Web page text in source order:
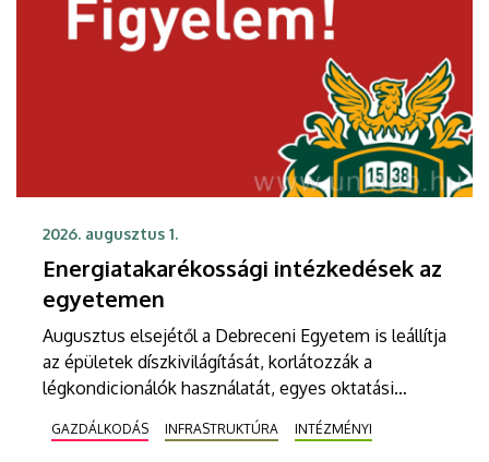
2026. augusztus 1.
Energiatakarékossági intézkedések az
egyetemen
Augusztus elsejétől a Debreceni Egyetem is leállítja
az épületek díszkivilágítását, korlátozzák a
légkondicionálók használatát, egyes oktatási
épületek nyitvatartását, valamint a szökőkutak
működését.
GAZDÁLKODÁS INFRASTRUKTÚRA INTÉZMÉNYI